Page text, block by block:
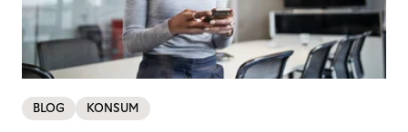
BLOG KONSUM